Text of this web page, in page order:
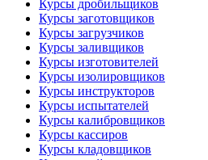
Курсы дробильщиков
Курсы заготовщиков
Курсы загрузчиков
Курсы заливщиков
Курсы изготовителей
Курсы изолировщиков
Курсы инструкторов
Курсы испытателей
Курсы калибровщиков
Курсы кассиров
Курсы кладовщиков